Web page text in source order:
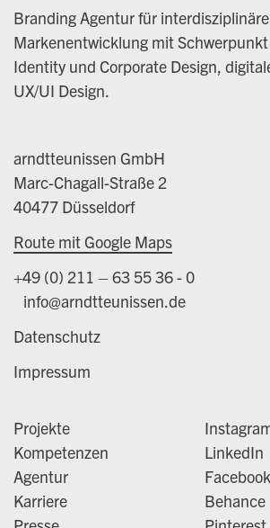
Branding Agentur für interdisziplinäre
Markenentwicklung mit
Identity und Corporate Design,
UX/UI Design.
arndtteunissen GmbH
Marc-Chagall-Straße 2
40477 Düsseldorf
Route mit Google Maps
+49 (0) 211 – 63 55 36 - 0
info@arndtteunissen.de
Datenschutz
Impressum
Projekte
Kompetenzen
Agentur
Karriere
LinkedIn
Facebook
Behance